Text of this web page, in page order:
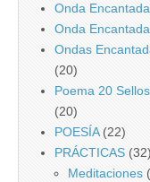
Onda Encantada
Onda
Ondas
(20)
Poema 20
(20)
POESÍA(22)
PRÁCTICAS (32)
Meditaciones